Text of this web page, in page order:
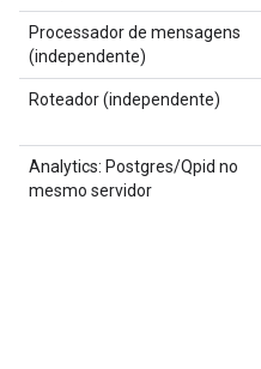
Processador de mensagens
(independente)
Roteador (independente)
Analytics: Postgres/Qpid no
mesmo servidor